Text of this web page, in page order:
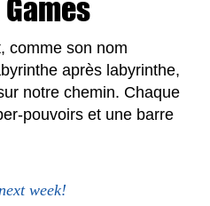
comme son nom
après labyrinthe,
notre chemin. Chaque
pouvoirs et une barre
week!